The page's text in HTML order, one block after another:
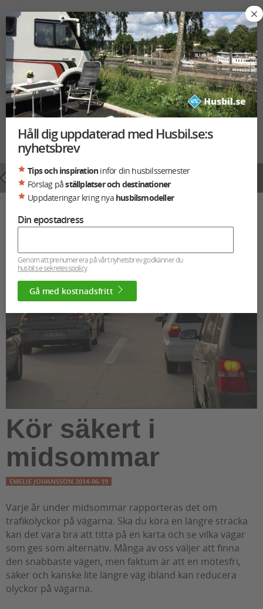
Husbil.se » Kör säkert i midsommar
NYHETERHUSBIL.SE
Kör säkert i
midsommar
EMELIE JOHANSSON 2014-06-19
Varje år under midsommar rapporteras det om
trafikolyckor på vägarna. Ska du köra en längre sträcka
kan det vara bra att titta på en karta och se vilka vägar
som ges som alternativ. Många av oss väljer att finna
den snabbaste vägen, men faktum är att en mötesfri,
säker och kanske lite längre väg ibland kan reducera
olyckor på vägarna.
Håll dig uppdaterad med Husbil.se:s
nyhetsbrev
Tips och inspirationinför din husbilssemester
Förslag påställplatser och destinationer
Uppdateringar kring nya husbilsmodeller
Din epostadress
Genom att prenumerera på vårt nyhetsbrev godkänner du
husbil.se sekretesspolicy.
Gå med kostnadsfritt